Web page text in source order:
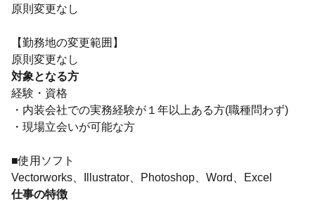
原則変更なし
【勤務地の変更範囲】
原則変更なし
対象となる方
経験・資格
・内装会社での実務経験が１年以上ある方(職種問わず)
・現場立会いが可能な方
■使用ソフト
Vectorworks、Illustrator、Photoshop、Word、Excel
仕事の特徴